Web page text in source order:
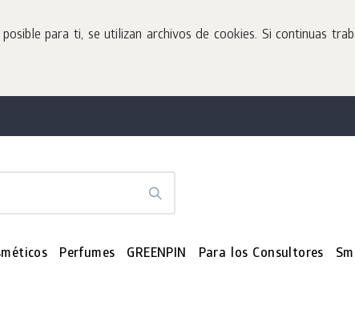
para ti, se utilizan archivos de cookies. Si continuas
Perfumes GREENPIN Para los Consultores